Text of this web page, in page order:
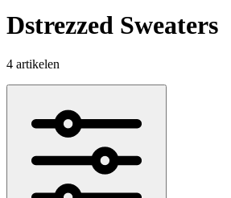
Dstrezzed Sweaters
4 artikelen